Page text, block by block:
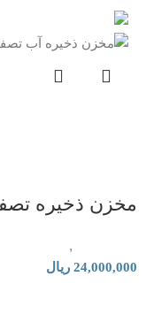
مخزن ذخیره
,
24,000,000 ریال